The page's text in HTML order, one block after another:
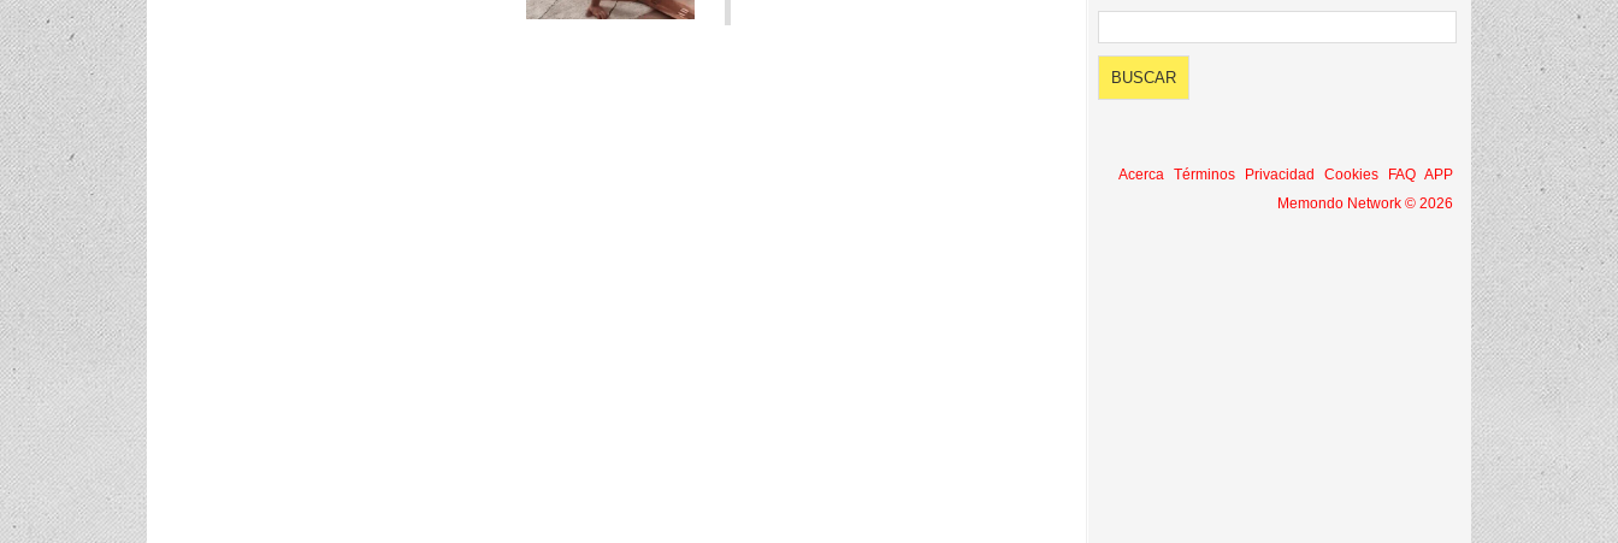
Acerca Términos Privacidad Cookies FAQ APP
Memondo Network © 2026